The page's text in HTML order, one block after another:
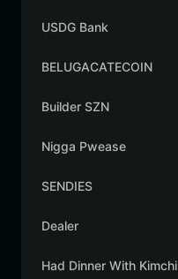
USDG Bank
BELUGACATECOIN
Builder SZN
Nigga Pwease
SENDIES
Dealer
Had Dinner With Kimchi